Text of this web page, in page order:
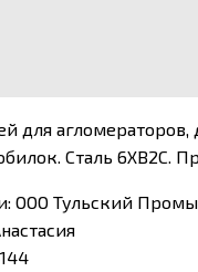
для
Сталь 6ХВ2С.
: ООО Тульский